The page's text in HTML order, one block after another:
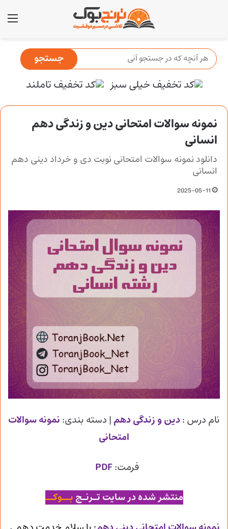
نمونه سوالات امتحانی دین و زندگی دهم
انسانی
دانلود نمونه سوالات امتحانی نوبت دی و خرداد دینی دهم
انسانی
2025-05-11
نام درس :دین و زندگی دهم | دسته بندی: نمونه سوالات
امتحانی
فرمت:PDF
منتشر شده در سایت تـرنـج بــوکــ